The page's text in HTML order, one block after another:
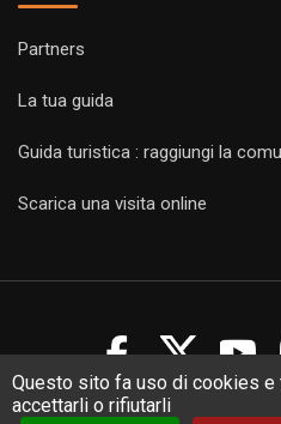
Questo sito fa uso di cookies
accettarli o rifiutarli
Partners
La tua guida
Guida turistica : raggiungi la
Scarica una visita online
Copyright Guides 2021. Tous